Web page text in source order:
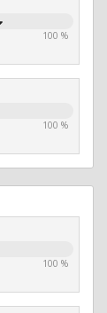
100 %
100 %
100 %